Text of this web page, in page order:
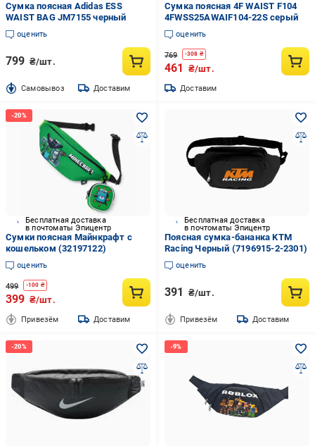
Сумка поясная Adidas ESS
WAIST BAG JM7155 черный
оценить
799 ₴/шт.
Cамовывоз Доставим
Сумка поясная 4F WAIST F104
4FWSS25AWAIF104-22S серый
оценить
769 -308 ₴
461 ₴/шт.
Доставим
Бесплатная доставка
в почтоматы Эпицентр
Сумки поясная Майнкрафт с
кошельком (32197122)
оценить
499 -100 ₴
399 ₴/шт.
Привезём Доставим
Бесплатная доставка
в почтоматы Эпицентр
Поясная сумка-бананка KTM
Racing Черный (7196915-2-2301)
оценить
391 ₴/шт.
Привезём Доставим